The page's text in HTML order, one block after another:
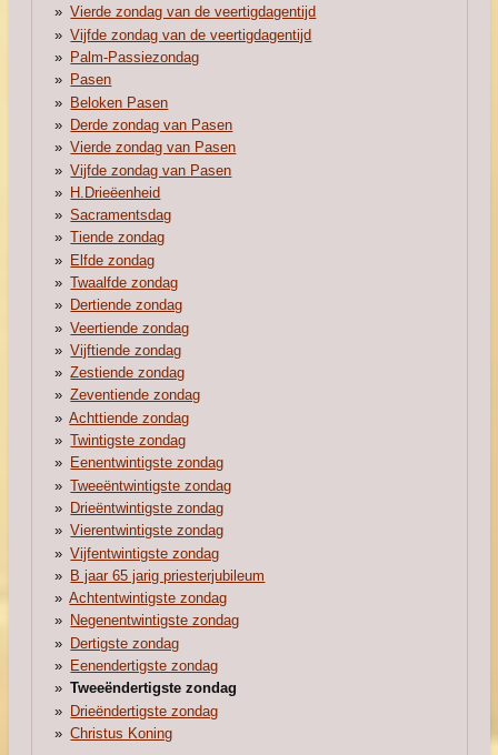
Vierde zondag van de veertigdagentijd
Vijfde zondag van de veertigdagentijd
Palm-Passiezondag
Pasen
Beloken Pasen
Derde zondag van Pasen
Vierde zondag van Pasen
Vijfde zondag van Pasen
H.Drieëenheid
Sacramentsdag
Tiende zondag
Elfde zondag
Twaalfde zondag
Dertiende zondag
Veertiende zondag
Vijftiende zondag
Zestiende zondag
Zeventiende zondag
Achttiende zondag
Twintigste zondag
Eenentwintigste zondag
Tweeëntwintigste zondag
Drieëntwintigste zondag
Vierentwintigste zondag
Vijfentwintigste zondag
B jaar 65 jarig priesterjubileum
Achtentwintigste zondag
Negenentwintigste zondag
Dertigste zondag
Eenendertigste zondag
Tweeëndertigste zondag
Drieëndertigste zondag
Christus Koning